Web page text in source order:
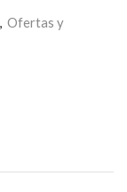
Ofertas y